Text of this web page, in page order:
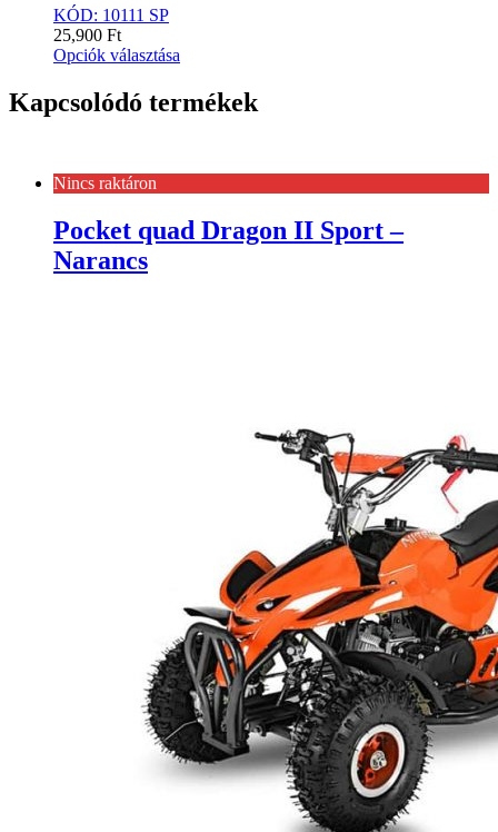
KÓD: 10111 SP
25,900 Ft
Opciók választása
Kapcsolódó termékek
Nincs raktáron
Pocket quad Dragon II Sport –
Narancs